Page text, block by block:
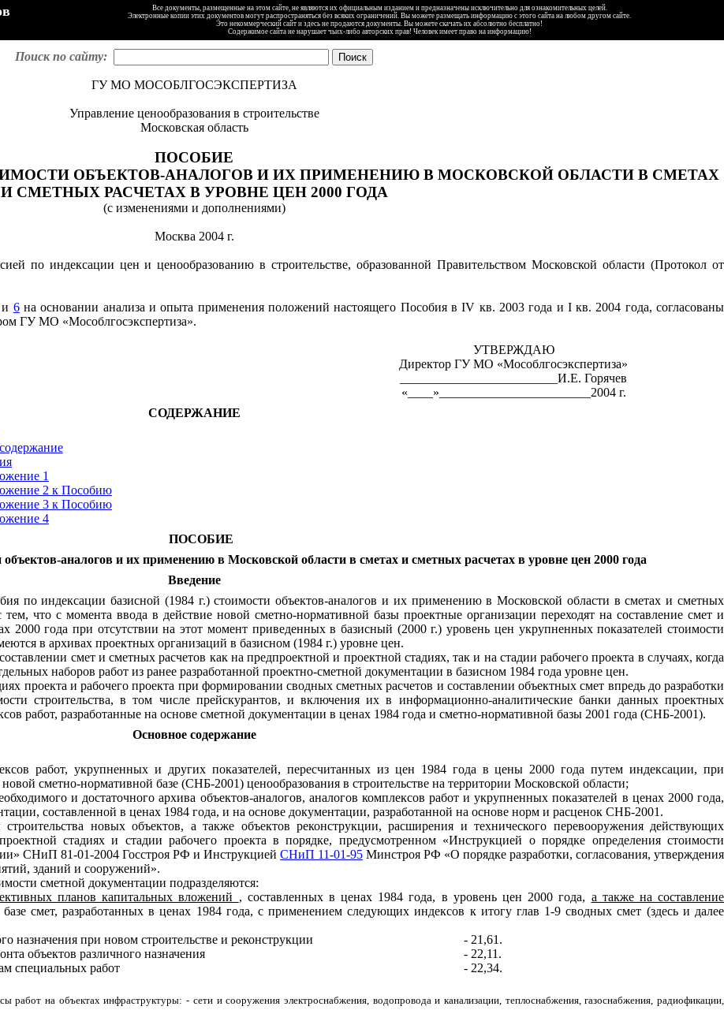
Все документы, размещенные на этом сайте, не являются их официальным изданием и предназначены исключительно для ознакомительных целей.
Электронные копии этих документов могут распространяться без всяких ограничений. Вы можете размещать информацию с этого сайта на любом другом сайте.
Это некоммерческий сайт и здесь не продаются документы. Вы можете скачать их абсолютно бесплатно!
Содержимое сайта не нарушает чьих-либо авторских прав! Человек имеет право на информацию!
Поиск по сайту:
ГУ МО МОСОБЛГОСЭКСПЕРТИЗА
Управление ценообразования в строительстве
Московская область
ПОСОБИЕ
ОБЪЕКТОВ-АНАЛОГОВ И ИХ ПРИМЕНЕНИЮ В МОСКОВСКОЙ ОБЛАСТИ В СМЕТАХ
И СМЕТНЫХ РАСЧЕТАХ В УРОВНЕ ЦЕН 2000 ГОДА
(с изменениями и дополнениями)
Москва 2004 г.
по индексации цен и ценообразованию в строительстве, образованной Правительством Московской области (Протокол от
и 6на основании анализа и опыта применения положений настоящего Пособия вIV кв. 2003 года и I кв. 2004 года, согласованы
ГУ МО «Мособлгосэкспертиза».
УТВЕРЖДАЮ
Директор ГУ МО «Мособлгосэкспертиза»
_________________________И.Е. Горячев
«____»________________________2004 г.
СОДЕРЖАНИЕ
1
2 к Пособию
3 к Пособию
4
ПОСОБИЕ
объектов-аналогов и их применению в Московской области в сметах и сметных расчетах в уровне цен 2000 года
Введение
по индексации базисной (1984 г.) стоимости объектов-аналогов и их применению в Московской области в сметах и сметных
что с момента ввода в действие новой сметно-нормативной базы проектные организации переходят на составление смет и
2000 года при отсутствии на этот момент приведенных в базисный (2000 г.) уровень цен укрупненных показателей стоимости
в архивах проектных организаций в базисном (1984 г.) уровне цен.
смет и сметных расчетов как на предпроектной и проектной стадиях, так и на стадии рабочего проекта в случаях, когда
наборов работ из ранее разработанной проектно-сметной документации в базисном 1984 года уровне цен.
проекта и рабочего проекта при формировании сводных сметных расчетов и составлении объектных смет впредь до разработки
строительства, в том числе прейскурантов, и включения их в информационно-аналитические банки данных проектных
работ, разработанные на основе сметной документации в ценах 1984 года и сметно-нормативной базы 2001 года (СНБ-2001).
Основное содержание
работ, укрупненных и других показателей, пересчитанных из цен 1984 года в цены 2000 года путем индексации, при
сметно-нормативной базе (СНБ-2001) ценообразования в строительстве на территории Московской области;
и достаточного архива объектов-аналогов, аналогов комплексов работ и укрупненных показателей в ценах 2000 года,
составленной в ценах 1984 года, и на основе документации, разработанной на основе норм и расценок СНБ-2001.
новых объектов, а также объектов реконструкции, расширения и технического перевооружения действующих
стадиях и стадии рабочего проекта в порядке, предусмотренном «Инструкцией о порядке определения стоимости
СНиП 81-01-2004 Госстроя РФ и Инструкцией СНиП 11-01-95 Минстроя РФ «О порядке разработки, согласования, утверждения
зданий и сооружений».
сметной документации подразделяются:
планов капитальных вложений , составленных в ценах 1984 года, в уровень цен 2000 года, а также на составление
смет, разработанных в ценах 1984 года, с применением следующих индексов к итогу глав 1-9 сводных смет (здесь и далее
назначения при новом строительстве и реконструкции
- 21,61.
объектов различного назначения
- 22,11.
специальных работ - 22,34.
работ на объектах инфраструктуры: - сети и сооружения электроснабжения, водопровода и канализации, теплоснабжения, газоснабжения, радиофикации,